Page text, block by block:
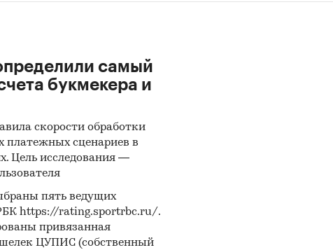
видам:оливки и маслины без косточки; оливки и
оливки, фаршированные рыбой; прочие
весу банки:менее 300 г, 300-400 г, более 400 г
данные о продажах консервированных
в розничных сетях:
Cash & Carry
самый
букмекера и
скорости обработки
платежных сценариев в
Цель исследования —
пять ведущих
https://rating.sportrbc.ru/.
привязанная
ЦУПИС (собственный